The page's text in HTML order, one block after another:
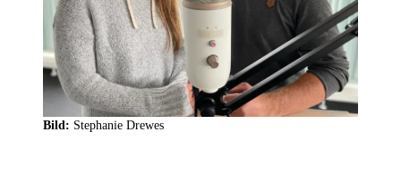
Bild: Stephanie Drewes